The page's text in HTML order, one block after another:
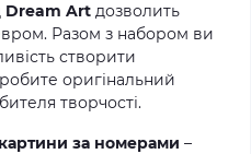
Dream Art дозволить
Разом з набором ви
створити
оригінальний
творчості.
картини за номерами –